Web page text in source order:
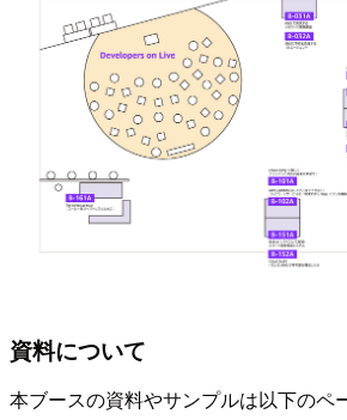
資料について
本ブースの資料やサンプルは以下のペ